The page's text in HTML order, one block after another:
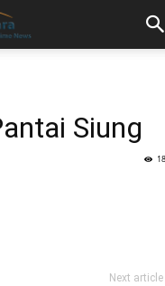
Siung
Next article